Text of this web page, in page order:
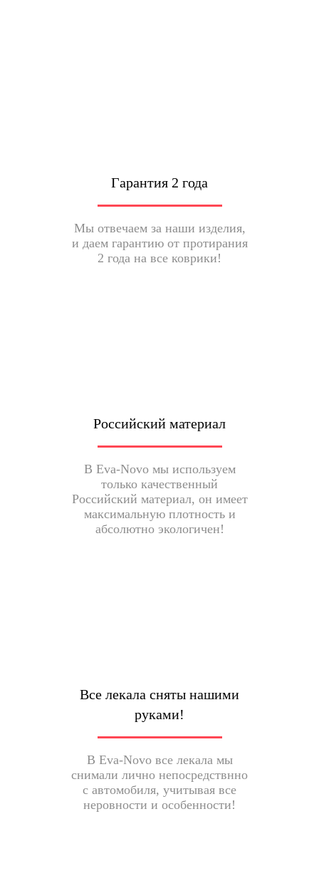
Гарантия 2 года
Мы отвечаем за наши изделия,
и даем гарантию от протирания
2 года на все коврики!
Российский материал
В Eva-Novo мы используем
только качественный
Российский материал, он имеет
максимальную плотность и
абсолютно экологичен!
Все лекала сняты нашими
руками!
В Eva-Novo все лекала мы
снимали лично непосредствнно
с автомобиля, учитывая все
неровности и особенности!